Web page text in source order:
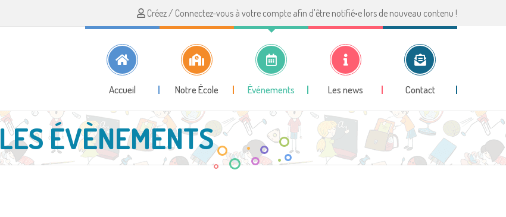
Créez / Connectez-vous à votre compte afin d'être notifié•e lors de nouveau contenu !
Accueil Notre École Événements Les news Contact
LES ÉVÈNEMENTS